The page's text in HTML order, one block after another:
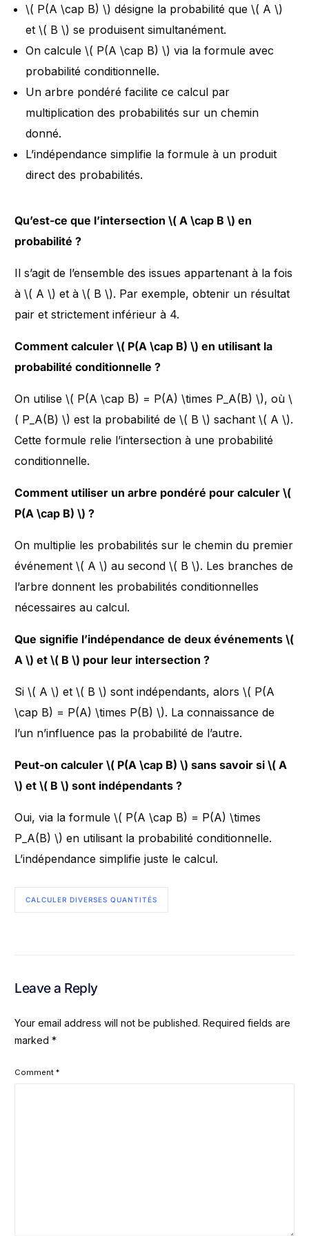
\( P(A \cap B) \) désigne la probabilité que \( A \)
et \( B \) se produisent simultanément.
On calcule \( P(A \cap B) \) via la formule avec
probabilité conditionnelle.
Un arbre pondéré facilite ce calcul par
multiplication des probabilités sur un chemin
donné.
L’indépendance simplifie la formule à un produit
direct des probabilités.
Qu’est-ce que l’intersection \( A \cap B \) en
probabilité ?
Il s’agit de l’ensemble des issues appartenant à la fois
à \( A \) et à \( B \). Par exemple, obtenir un résultat
pair et strictement inférieur à 4.
Comment calculer \( P(A \cap B) \) en utilisant la
probabilité conditionnelle ?
On utilise \( P(A \cap B) = P(A) \times P_A(B) \), où \
( P_A(B) \) est la probabilité de \( B \) sachant \( A \).
Cette formule relie l’intersection à une probabilité
conditionnelle.
Comment utiliser un arbre pondéré pour calculer \(
P(A \cap B) \) ?
On multiplie les probabilités sur le chemin du premier
événement \( A \) au second \( B \). Les branches de
l’arbre donnent les probabilités conditionnelles
nécessaires au calcul.
Que signifie l’indépendance de deux événements \(
A \) et \( B \) pour leur intersection ?
Si \( A \) et \( B \) sont indépendants, alors \( P(A
\cap B) = P(A) \times P(B) \). La connaissance de
l’un n’influence pas la probabilité de l’autre.
Peut-on calculer \( P(A \cap B) \) sans savoir si \( A
\) et \( B \) sont indépendants ?
Oui, via la formule \( P(A \cap B) = P(A) \times
P_A(B) \) en utilisant la probabilité conditionnelle.
L’indépendance simplifie juste le calcul.
CALCULER DIVERSES QUANTITÉS
Leave a Reply
Your email address will not be published. Required fields are
marked*
Comment*